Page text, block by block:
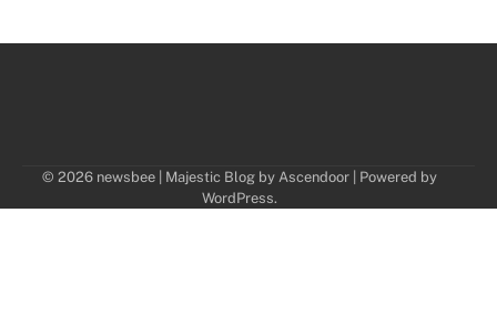
© 2026 newsbee | Majestic Blog by Ascendoor | Powered by
WordPress.